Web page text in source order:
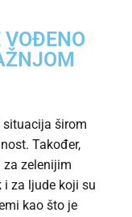
VOĐENO
situacija širom
Također,
zelenijim
i za ljude koji su
kao što je